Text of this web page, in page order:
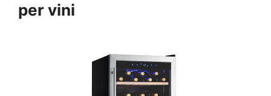
per vini